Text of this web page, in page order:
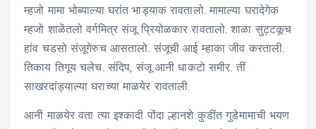
म्हजो मामा भोब्याल्या घरांत भाड्याक रावतालो. मामाल्या घरादेगेक
म्हजो शाळेंतलो वर्गमित्र संजू प्रियोळकार रावतालो. शाळा सुट्टकूच
हांव चडसो संजूगेरुच आसतालो. संजूची आई म्हाका जीव करताली.
तिकाय तिगूय चलेच. संदिप, संजू आनी धाकटो समीर. तीं
साखरदांड्याल्या घराच्या माळयेर रावताली.
आनी माळयेर वता त्या इश्कादी पोंदा ल्हानशे कुडींत गुडेमामाची भयण